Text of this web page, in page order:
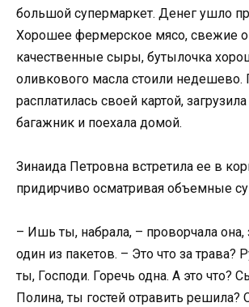
большой супермаркет. Денег ушло
Хорошее фермерское мясо, свежие
качественные сыры, бутылочка
оливкового масла стоили недешево.
расплатилась своей картой,
багажник и поехала домой.
Зинаида Петровна встретила ее в
придирчиво осматривая объемные
– Ишь ты, набрала, – проворчала она,
один из пакетов. – Это что за трава?
ты, Господи. Горечь одна. А это что?
Полина, ты гостей отравить решила?